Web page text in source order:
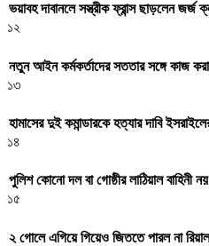
ভয়াবহ দাবানলে সস্ত্রীক ফ্রান্স ছাড়লেন জর্জ
১২
নতুন আইন কর্মকর্তাদের সততার সঙ্গে কাজ
১৩
হামাসের দুই কমান্ডারকে হত্যার দাবি
১৪
পুলিশ কোনো দল বা গোষ্ঠীর লাঠিয়াল বাহিনী নয়:
১৫
২ গোলে এগিয়ে গিয়েও জিততে পারল না রিয়াল